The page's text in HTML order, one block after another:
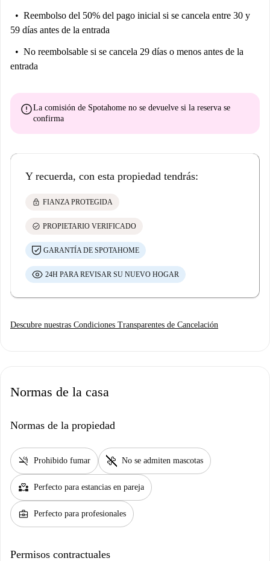
Reembolso del 50% del pago inicial si se cancela entre 30 y
59 días antes de la entrada
No reembolsable si se cancela 29 días o menos antes de la
entrada
errorLa comisión de Spotahome no se devuelve si la reserva se
confirma
Y recuerda, con esta propiedad tendrás:
lock FIANZA PROTEGIDA
check_circle PROPIETARIO VERIFICADO
GARANTÍA DE SPOTAHOME
24H PARA REVISAR SU NUEVO HOGAR
Descubre nuestras Condiciones Transparentes de Cancelación
Normas de la casa
Normas de la propiedad
smoke_free Prohibido fumar pet_supplies No se admiten mascotas
partner_heart Perfecto para estancias en pareja
business_center Perfecto para profesionales
Permisos contractuales